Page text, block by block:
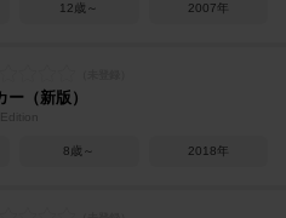
12歳～ 2007年
（新版）
8歳～ 2018年